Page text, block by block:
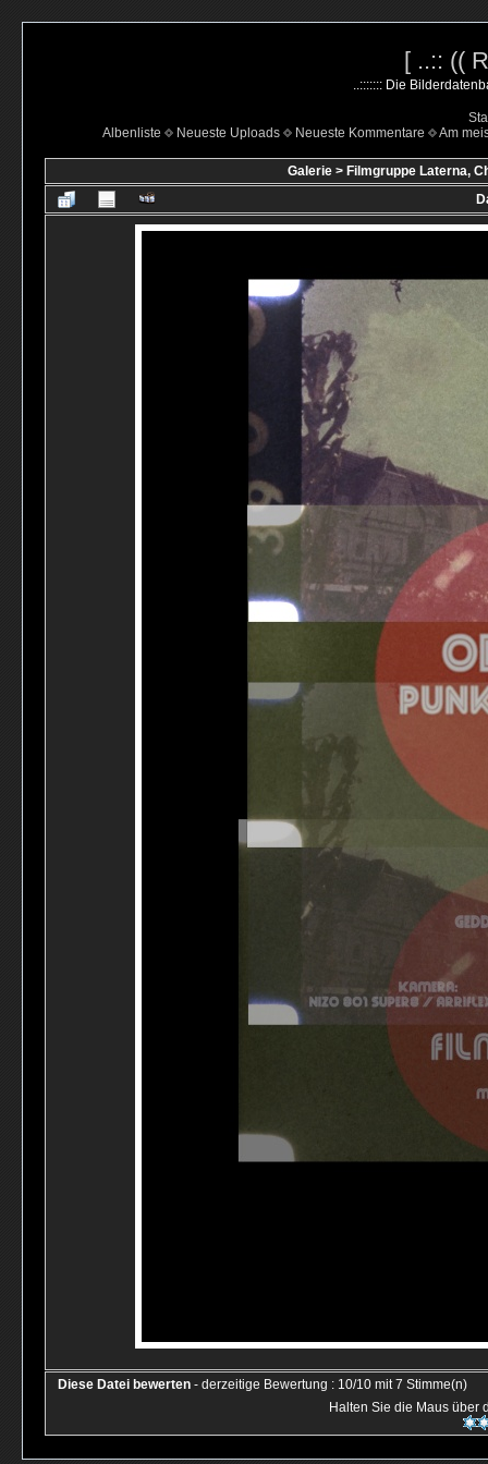
[ ..:: ((
..::::::: Die
Albenliste
Neueste Uploads Neueste Kommentare Am
Galerie> Filmgruppe Laterna,
Diese Datei bewerten - derzeitige Bewertung : 10/10 mit 7 Stimme(n)
Halten Sie die Maus über